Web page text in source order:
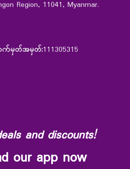
Region, 11041, Myanmar.
လက်မှတ်အမှတ်:111305315
and discounts!
our app now